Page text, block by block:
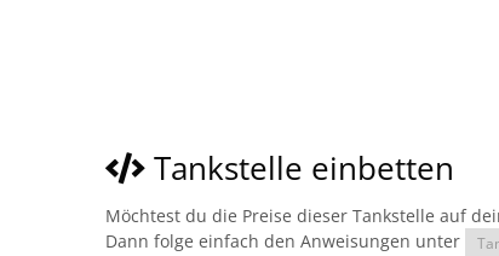
Tankstelle einbetten
Möchtest du die Preise dieser Tankstelle auf
Dann folge einfach den Anweisungen unter